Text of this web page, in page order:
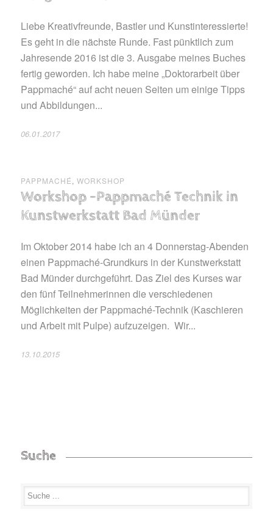
Liebe Kreativfreunde, Bastler und Kunstinteressierte!
Es geht in die nächste Runde. Fast pünktlich zum
Jahresende 2016 ist die 3. Ausgabe meines Buches
fertig geworden. Ich habe meine „Doktorarbeit über
Pappmaché“ auf acht neuen Seiten um einige Tipps
und Abbildungen...
06.01.2017
PAPPMACHÉ, WORKSHOP
Workshop -Pappmaché Technik in
Kunstwerkstatt Bad Münder
Im Oktober 2014 habe ich an 4 Donnerstag-Abenden
einen Pappmaché-Grundkurs in der Kunstwerkstatt
Bad Münder durchgeführt. Das Ziel des Kurses war
den fünf Teilnehmerinnen die verschiedenen
Möglichkeiten der Pappmaché-Technik (Kaschieren
und Arbeit mit Pulpe) aufzuzeigen. Wir...
13.10.2015
Suche